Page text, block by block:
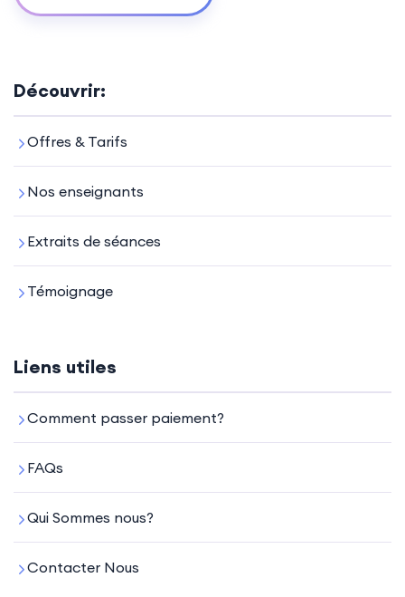
Découvrir:
Offres & Tarifs
Nos enseignants
Extraits de séances
Témoignage
Liens utiles
Comment passer paiement?
FAQs
Qui Sommes nous?
Contacter Nous